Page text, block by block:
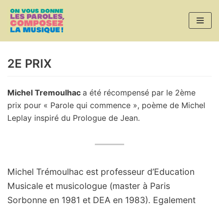
Aller
au
2E PRIX
Michel Tremoulhac a été récompensé par le 2ème
prix pour « Parole qui commence », poème de Michel
Leplay inspiré du Prologue de Jean.
Michel Trémoulhac est professeur d’Education
Musicale et musicologue (master à Paris
Sorbonne en 1981 et DEA en 1983). Egalement